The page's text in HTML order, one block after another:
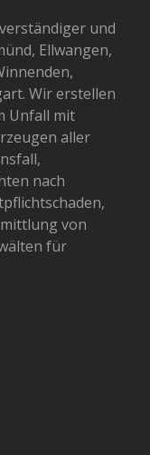
und
Ellwangen,
Wir erstellen
Unfall mit
aller
nach
von
für